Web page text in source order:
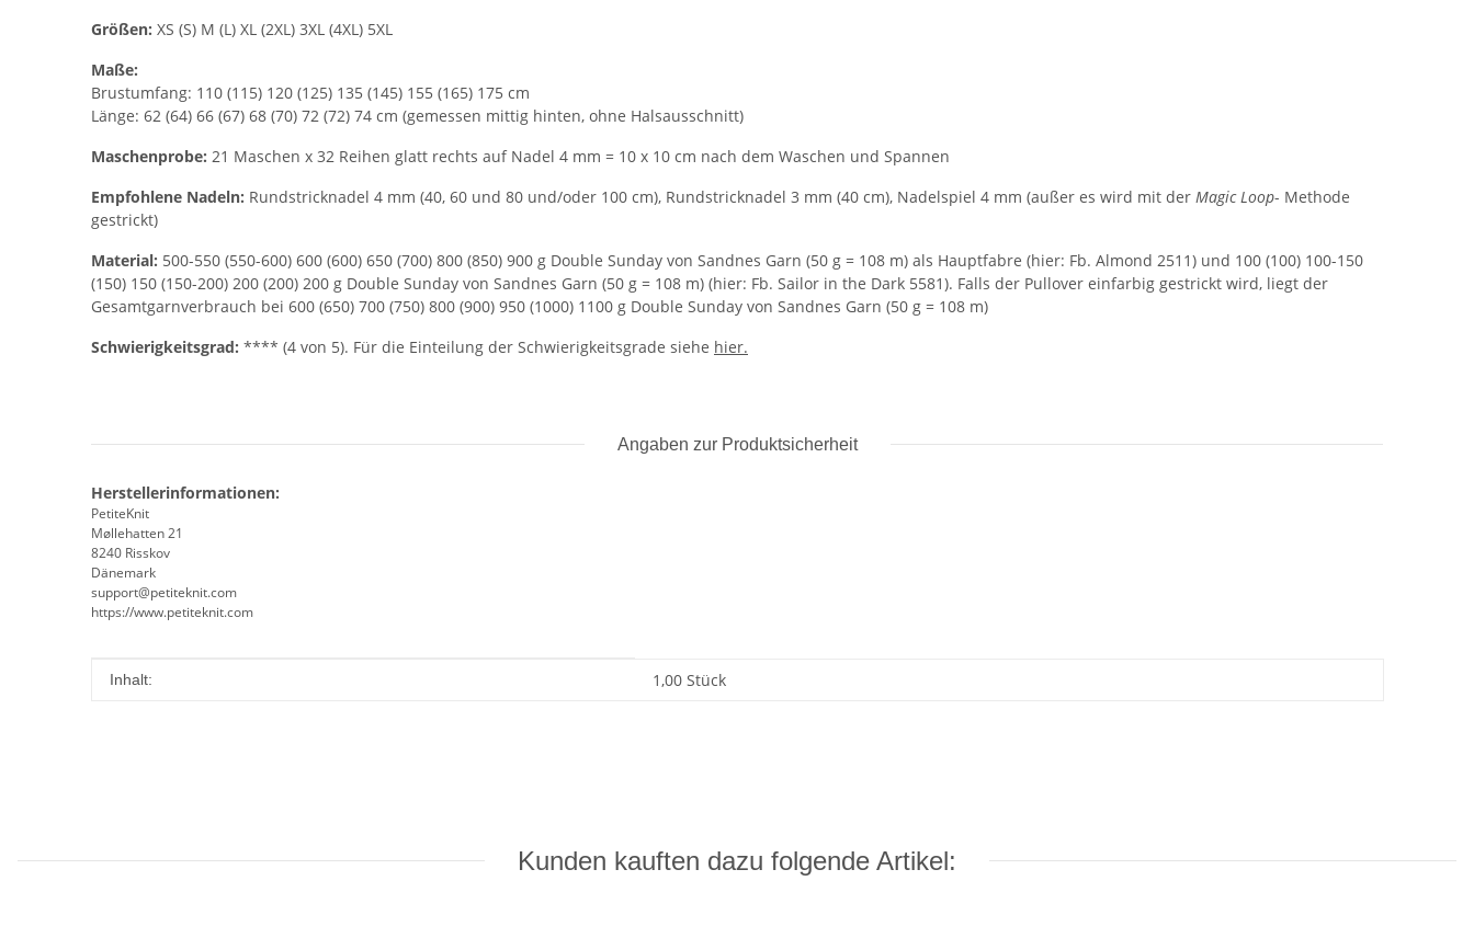
Größen: XS (S) M (L) XL (2XL) 3XL (4XL) 5XL
Maße:
Brustumfang: 110 (115) 120 (125) 135 (145) 155 (165) 175 cm
Länge: 62 (64) 66 (67) 68 (70) 72 (72) 74 cm (gemessen mittig hinten, ohne Halsausschnitt)
Maschenprobe: 21 Maschen x 32 Reihen glatt rechts auf Nadel 4 mm = 10 x 10 cm nach dem Waschen und Spannen
Empfohlene Nadeln: Rundstricknadel 4 mm (40, 60 und 80 und/oder 100 cm), Rundstricknadel 3 mm (40 cm), Nadelspiel 4 mm (außer es wird mit der Magic Loop- Methode
gestrickt)
Material: 500-550 (550-600) 600 (600) 650 (700) 800 (850) 900 g Double Sunday von Sandnes Garn (50 g = 108 m) als Hauptfabre (hier: Fb. Almond 2511) und 100 (100) 100-150
(150) 150 (150-200) 200 (200) 200 g Double Sunday von Sandnes Garn (50 g = 108 m) (hier: Fb. Sailor in the Dark 5581). Falls der Pullover einfarbig gestrickt wird, liegt der
Gesamtgarnverbrauch bei 600 (650) 700 (750) 800 (900) 950 (1000) 1100 g Double Sunday von Sandnes Garn (50 g = 108 m)
Schwierigkeitsgrad: **** (4 von 5). Für die Einteilung der Schwierigkeitsgrade siehe hier.
Angaben zur Produktsicherheit
Herstellerinformationen:
PetiteKnit
Møllehatten 21
8240 Risskov
Dänemark
support@petiteknit.com
https://www.petiteknit.com
Produkteigenschaft
Wert
Inhalt: 1,00 Stück
Kunden kauften dazu folgende Artikel: